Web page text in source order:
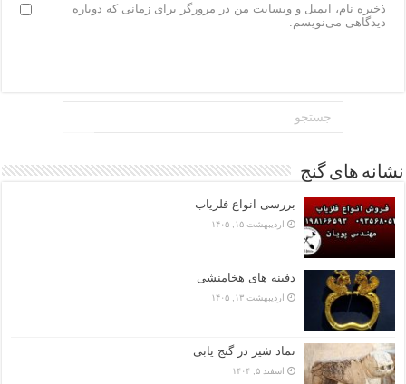
ذخیره نام، ایمیل و وبسایت من در مرورگر برای زمانی که دوباره
دیدگاهی می‌نویسم.
نشانه های گنج
بررسی انواع فلزیاب
اردیبهشت ۱۵, ۱۴۰۵
دفینه های هخامنشی
اردیبهشت ۱۳, ۱۴۰۵
نماد شیر در گنج یابی
اسفند ۵, ۱۴۰۴